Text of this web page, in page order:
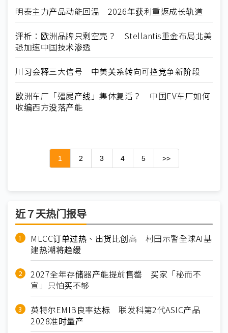
明泰主力产品动能回温 2026年获利重返成长轨道
评析：欧洲品牌只剩空壳？ Stellantis重金布局北美
恐加速中国技术渗透
川习会释三大信号 中美关系转向可控竞争新阶段
欧洲车厂「殭屍产线」集体复活？ 中国EV车厂如何
收编西方没落产能
1 2 3 4 5 >>
近７天热门报导
MLCC订单过热、出货比创高 村田示警全球AI基
建热潮将趋缓
2027全年存储器产能提前售罄 买家「秘而不
宣」只怕买不够
英特尔EMIB良率达标 联发科第2代ASIC产品
2028准时量产